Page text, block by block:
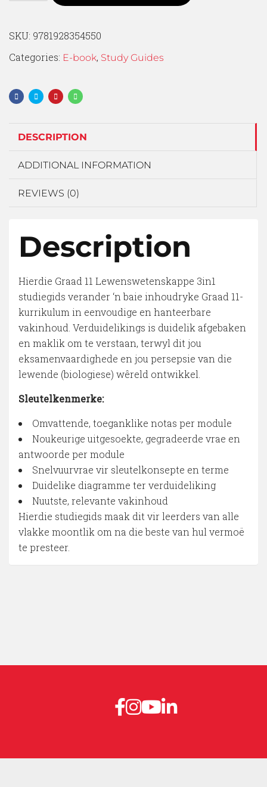
SKU: 9781928354550
Categories: E-book, Study Guides
DESCRIPTION
ADDITIONAL INFORMATION
REVIEWS (0)
Description
Hierdie Graad 11 Lewenswetenskappe 3in1
studiegids verander ‘n baie inhoudryke Graad 11-
kurrikulum in eenvoudige en hanteerbare
vakinhoud. Verduidelikings is duidelik afgebaken
en maklik om te verstaan, terwyl dit jou
eksamenvaardighede en jou persepsie van die
lewende (biologiese) wêreld ontwikkel.
Sleutelkenmerke:
Omvattende, toeganklike notas per module
Noukeurige uitgesoekte, gegradeerde vrae en
antwoorde per module
Snelvuurvrae vir sleutelkonsepte en terme
Duidelike diagramme ter verduideliking
Nuutste, relevante vakinhoud
Hierdie studiegids maak dit vir leerders van alle
vlakke moontlik om na die beste van hul vermoë
te presteer.